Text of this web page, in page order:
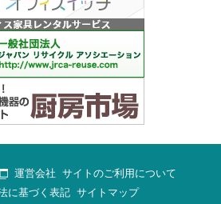
運営会社 サイトのご利用について
に基づく表記 サイトマップ